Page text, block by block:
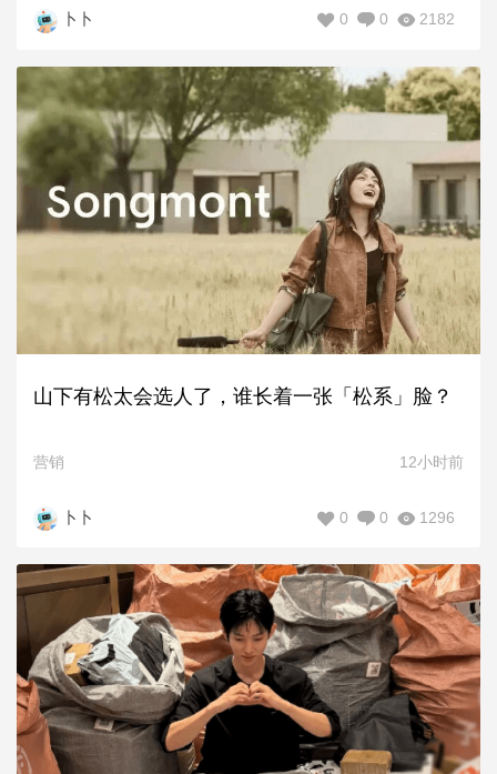
卜卜 2182
0
0
山下有松太会选人了，谁长着一张「松系」脸？
营销 12小时前
卜卜 1296
0
0